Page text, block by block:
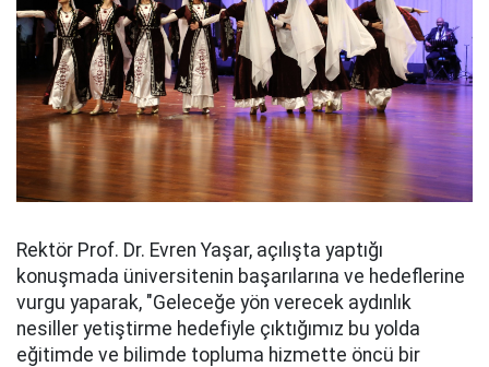
Rektör Prof. Dr. Evren Yaşar, açılışta yaptığı
konuşmada üniversitenin başarılarına ve hedeflerine
vurgu yaparak, "Geleceğe yön verecek aydınlık
nesiller yetiştirme hedefiyle çıktığımız bu yolda
eğitimde ve bilimde topluma hizmette öncü bir